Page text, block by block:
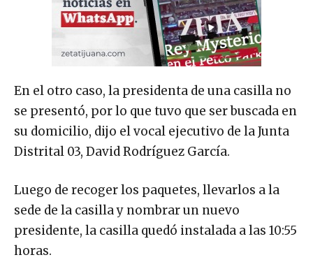
En el otro caso, la presidenta de una casilla no
se presentó, por lo que tuvo que ser buscada en
su domicilio, dijo el vocal ejecutivo de la Junta
Distrital 03, David Rodríguez García.
Luego de recoger los paquetes, llevarlos a la
sede de la casilla y nombrar un nuevo
presidente, la casilla quedó instalada a las 10:55
horas.